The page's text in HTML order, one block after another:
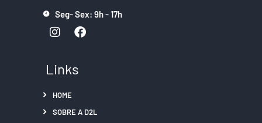
Seg- Sex: 9h - 17h
Links
HOME
SOBRE A D2L